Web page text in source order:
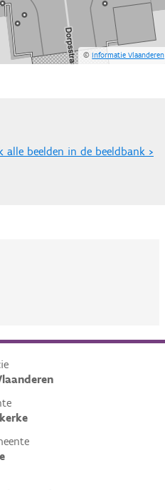
©Informatie Vlaanderen
alle beelden in de beeldbank >